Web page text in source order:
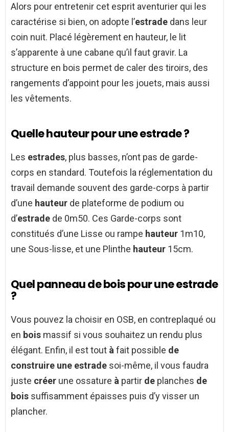
Alors pour entretenir cet esprit aventurier qui les
caractérise si bien, on adopte l’estrade dans leur
coin nuit. Placé légèrement en hauteur, le lit
s’apparente à une cabane qu’il faut gravir. La
structure en bois permet de caler des tiroirs, des
rangements d’appoint pour les jouets, mais aussi
les vêtements.
Quelle hauteur pour une estrade ?
Les estrades, plus basses, n’ont pas de garde-
corps en standard. Toutefois la réglementation du
travail demande souvent des garde-corps à partir
d’une hauteur de plateforme de podium ou
d’estrade de 0m50. Ces Garde-corps sont
constitués d’une Lisse ou rampe hauteur 1m10,
une Sous-lisse, et une Plinthe hauteur 15cm.
Quel panneau de bois pour une estrade
?
Vous pouvez la choisir en OSB, en contreplaqué ou
en bois massif si vous souhaitez un rendu plus
élégant. Enfin, il est tout à fait possible de
construire une estrade soi-même, il vous faudra
juste créer une ossature à partir de planches de
bois suffisamment épaisses puis d’y visser un
plancher.